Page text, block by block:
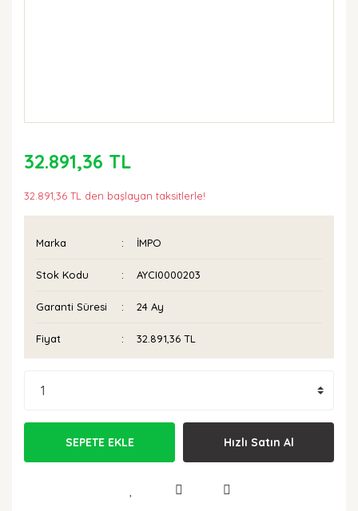
32.891,36 TL
32.891,36 TL den başlayan taksitlerle!
Marka İMPO
Stok Kodu AYCI0000203
Garanti Süresi 24 Ay
Fiyat 32.891,36 TL
SEPETE EKLE Hızlı Satın Al